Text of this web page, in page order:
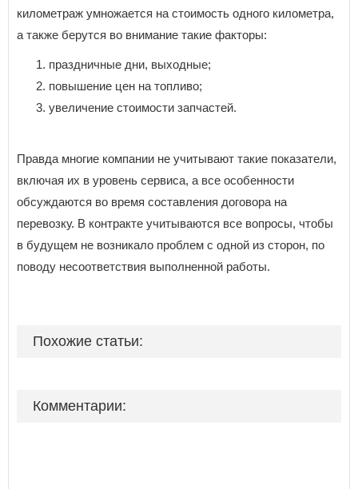
километраж умножается на стоимость одного километра,
а также берутся во внимание такие факторы:
праздничные дни, выходные;
повышение цен на топливо;
увеличение стоимости запчастей.
Правда многие компании не учитывают такие показатели,
включая их в уровень сервиса, а все особенности
обсуждаются во время составления договора на
перевозку. В контракте учитываются все вопросы, чтобы
в будущем не возникало проблем с одной из сторон, по
поводу несоответствия выполненной работы.
Похожие статьи:
Комментарии: